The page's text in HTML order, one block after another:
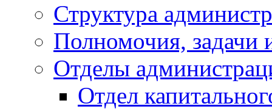
Структура
Полномочия, задачи
Отделы
Отдел